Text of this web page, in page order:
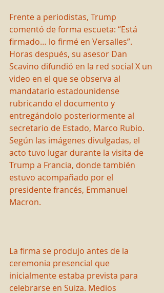
Frente a periodistas, Trump
comentó de forma escueta: “Está
firmado… lo firmé en Versalles”.
Horas después, su asesor Dan
Scavino difundió en la red social X un
video en el que se observa al
mandatario estadounidense
rubricando el documento y
entregándolo posteriormente al
secretario de Estado, Marco Rubio.
Según las imágenes divulgadas, el
acto tuvo lugar durante la visita de
Trump a Francia, donde también
estuvo acompañado por el
presidente francés, Emmanuel
Macron.
La firma se produjo antes de la
ceremonia presencial que
inicialmente estaba prevista para
celebrarse en Suiza. Medios